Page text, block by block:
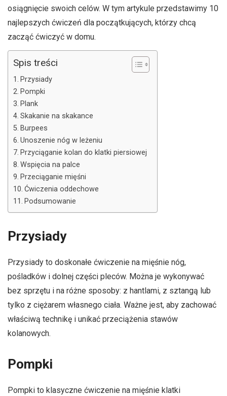
osiągnięcie swoich celów. W tym artykule przedstawimy 10
najlepszych ćwiczeń dla początkujących, którzy chcą
zacząć ćwiczyć w domu.
Spis treści
Przysiady
Pompki
Plank
Skakanie na skakance
Burpees
Unoszenie nóg w leżeniu
Przyciąganie kolan do klatki piersiowej
Wspięcia na palce
Przeciąganie mięśni
Ćwiczenia oddechowe
Podsumowanie
Przysiady
Przysiady to doskonałe ćwiczenie na mięśnie nóg,
pośladków i dolnej części pleców. Można je wykonywać
bez sprzętu i na różne sposoby: z hantlami, z sztangą lub
tylko z ciężarem własnego ciała. Ważne jest, aby zachować
właściwą technikę i unikać przeciążenia stawów
kolanowych.
Pompki
Pompki to klasyczne ćwiczenie na mięśnie klatki